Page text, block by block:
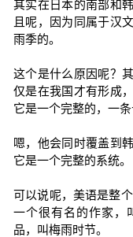
其实在日本的南部和
且呢，因为同属于汉
雨季的。
这个是什么原因呢？
仅是在我国才有形成
它是一个完整的，一条
嗯，他会同时覆盖到
它是一个完整的系统。
可以说呢，美语是整
一个很有名的作家，
品，叫梅雨时节。